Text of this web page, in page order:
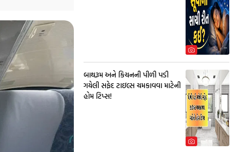
બાથરૂમ અને કિચનની પીળી પડી
ગયેલી સફેદ ટાઇલ્સ ચમકાવવા માટેની
હોમ ટિપ્સ!